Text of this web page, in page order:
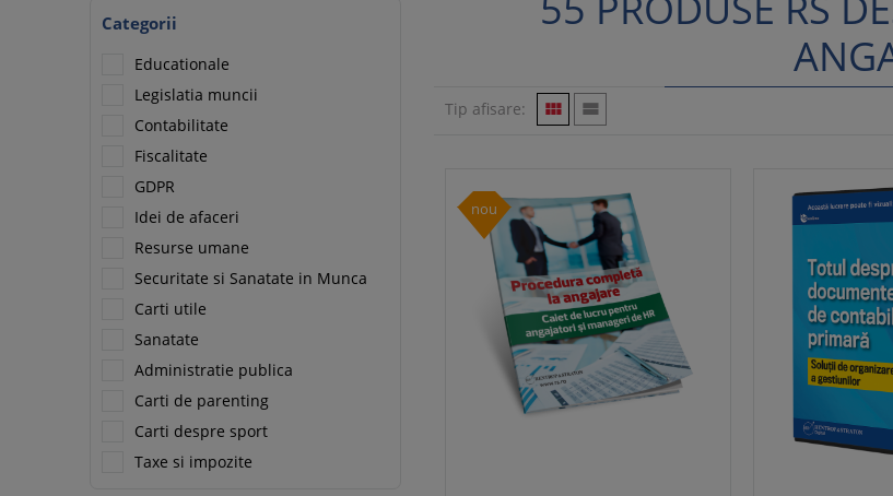
Categorii
Educationale
Legislatia muncii
Contabilitate
Fiscalitate
GDPR
Idei de afaceri
Resurse umane
Securitate si Sanatate in Munca
Carti utile
Sanatate
Administratie publica
Carti de parenting
Carti despre sport
Taxe si impozite
Tip afisare:  
nou